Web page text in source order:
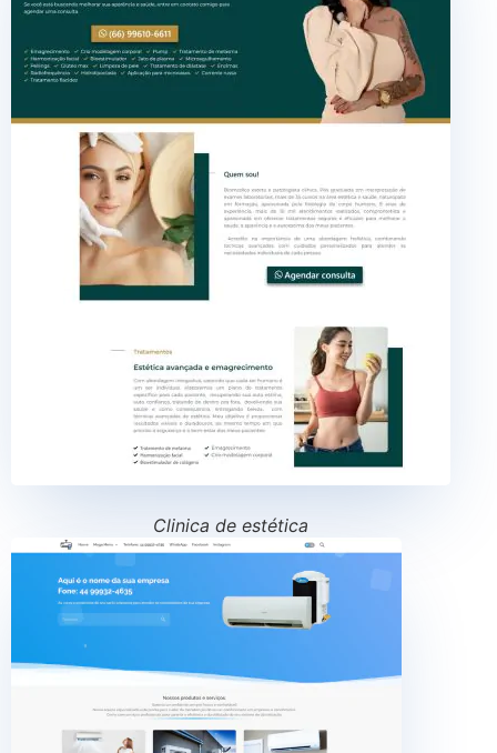
Clinica de estética